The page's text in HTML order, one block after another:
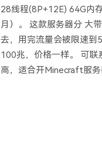
28线程(8P+12E) 64G内
月）。 这款服务器分 大
去，用完流量会被限速到
100兆，价格一样。 可联
高，适合开Minecraft服